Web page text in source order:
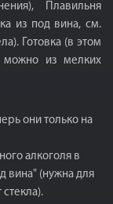
Плавильня
из под вина, см.
Готовка (в этом
можно из мелких
они только на
алкоголя в
вина" (нужна для